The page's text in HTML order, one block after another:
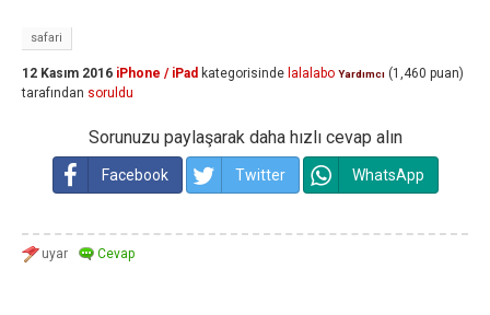
safari
12 Kasım 2016 iPhone / iPad kategorisinde lalalabo Yardımcı (1,460 puan)
tarafından soruldu
Sorunuzu paylaşarak daha hızlı cevap alın
Facebook Twitter WhatsApp